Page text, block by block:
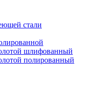
стали
шлифованный
полированный